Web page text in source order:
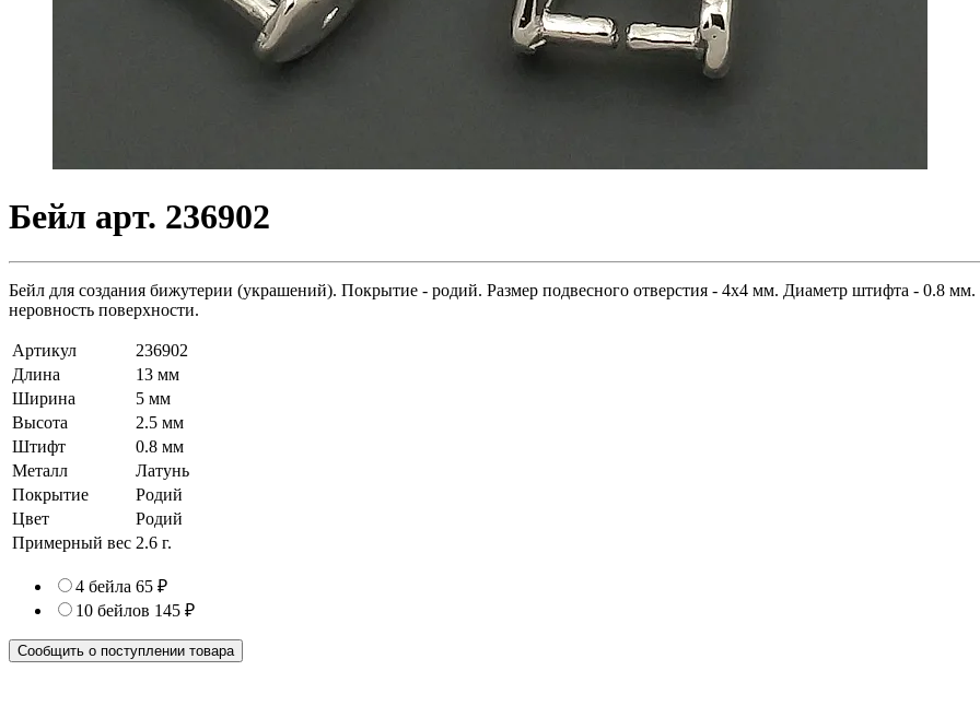
Бейл арт. 236902
Бейл для создания бижутерии (украшений). Покрытие - родий. Размер подвесного отверстия - 4x4 мм. Диаметр штифта - 0.8
неровность поверхности.
Артикул
236902
Длина
13 мм
Ширина
5 мм
Высота
2.5 мм
Штифт
0.8 мм
Металл
Латунь
Покрытие
Родий
Цвет
Родий
Примерный вес 2.6 г.
4 бейла 65 ₽
10 бейлов 145 ₽
Сообщить о поступлении товара